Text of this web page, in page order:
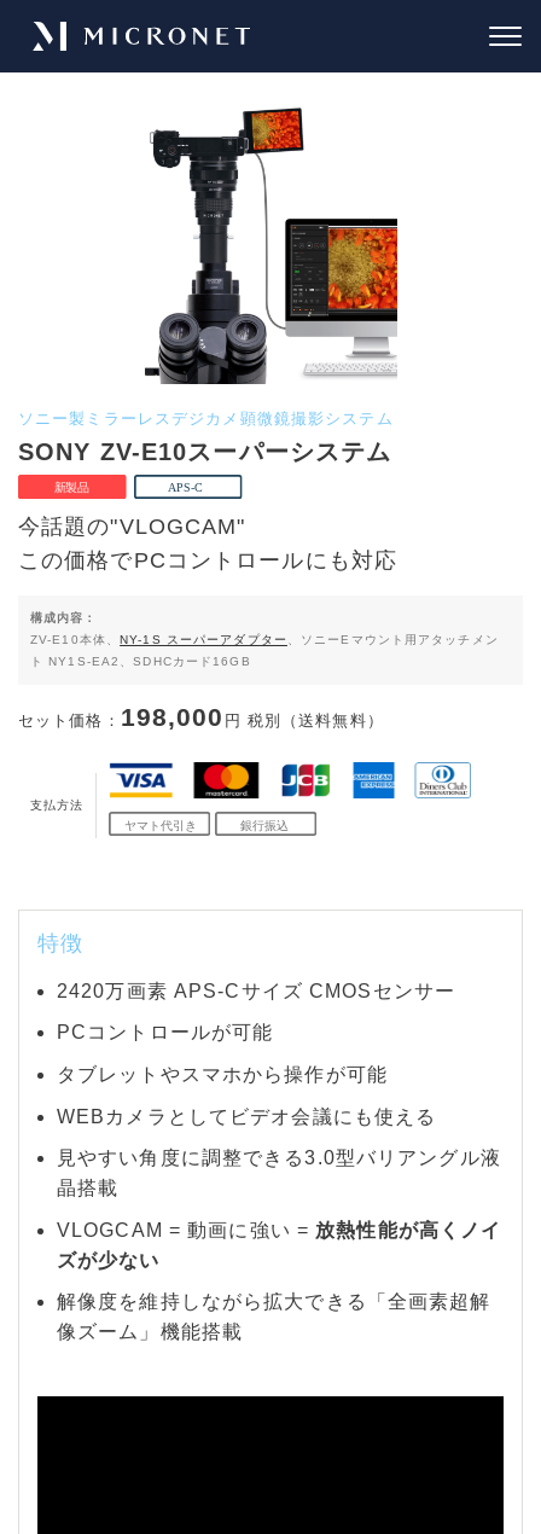
ソニー製ミラーレスデジカメ顕微鏡撮影システム
SONY ZV-E10スーパーシステム
今話題の"VLOGCAM"
この価格でPCコントロールにも対応
構成内容：
ZV-E10本体、NY-1S スーパーアダプター
、ソニーEマウント用アタッチメン
ト NY1S-EA2、SDHCカード16GB
セット価格： 198,000 円 税別（送料無料）
支払方法
特徴
2420万画素 APS-Cサイズ CMOSセンサー
PCコントロールが可能
タブレットやスマホから操作が可能
WEBカメラとしてビデオ会議にも使える
見やすい角度に調整できる3.0型バリアングル液
晶搭載
VLOGCAM = 動画に強い = 放熱性能が高くノイ
ズが少ない
解像度を維持しながら拡大できる「全画素超解
像ズーム」機能搭載